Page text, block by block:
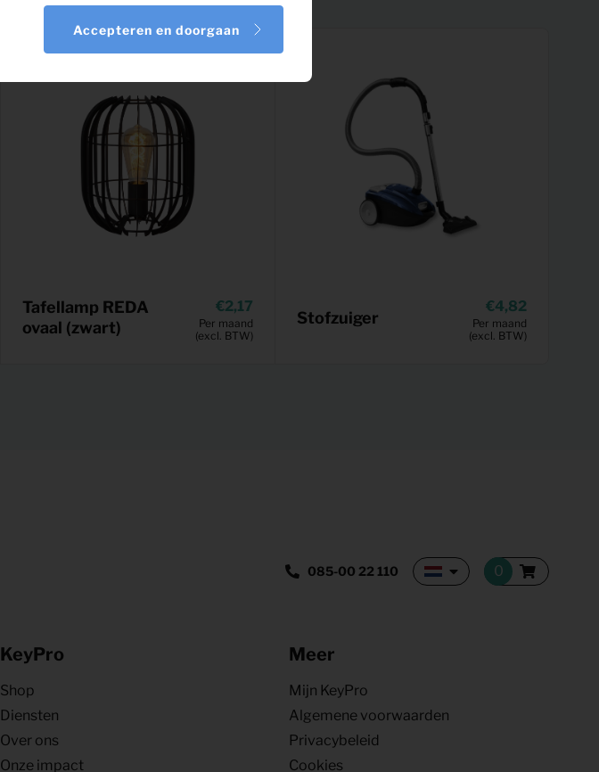
Tafellamp REDA
ovaal (zwart)
2,17
Per maand
(excl. BTW)
Stofzuiger
4,82
Per maand
(excl. BTW)
085-00 22 110
KeyPro
Shop
Diensten
Over ons
Onze impact
Meer
Mijn KeyPro
Algemene voorwaarden
Privacybeleid
Cookies
Accepteren en doorgaan